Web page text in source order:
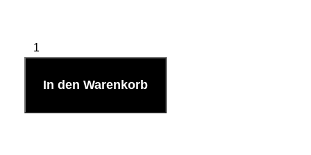
In den Warenkorb